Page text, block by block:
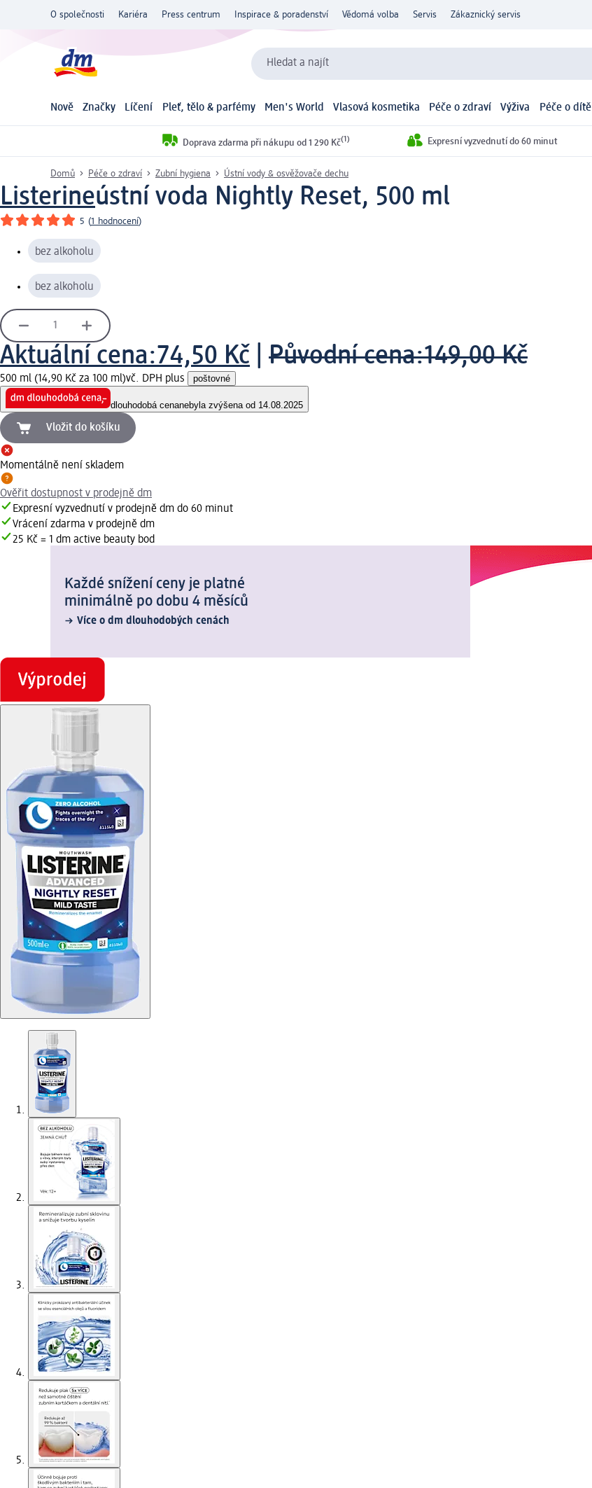
O společnosti Kariéra Press centrum Inspirace & poradenství Vědomá volba Servis Zákaznický servis
Hledat a najít
Nově Značky Líčení Pleť, tělo & parfémy Men's World Vlasová kosmetika Péče o zdraví Výživa Péče o dítě
Doprava zdarma při nákupu od 1 290 Kč(1) Expresní vyzvednutí do 60 minut
Domů Péče o zdraví Zubní hygiena Ústní vody & osvěžovače dechu
Listerineústní voda Nightly Reset, 500 ml
5 (1 hodnocení)
bez alkoholu
bez alkoholu
Aktuální cena:74,50 Kč Původní cena:149,00 Kč
500 ml (14,90 Kč za 100 ml)vč. DPH plus poštovné
dlouhodobá cenanebyla zvýšena od 14.08.2025
Vložit do košíku
Momentálně není skladem
Ověřit dostupnost v prodejně dm
Expresní vyzvednutí v prodejně dm do 60 minut
Vrácení zdarma v prodejně dm
25 Kč = 1 dm active beauty bod
Každé snížení ceny je platné
minimálně po dobu 4 měsíců
Více o dm dlouhodobých cenách